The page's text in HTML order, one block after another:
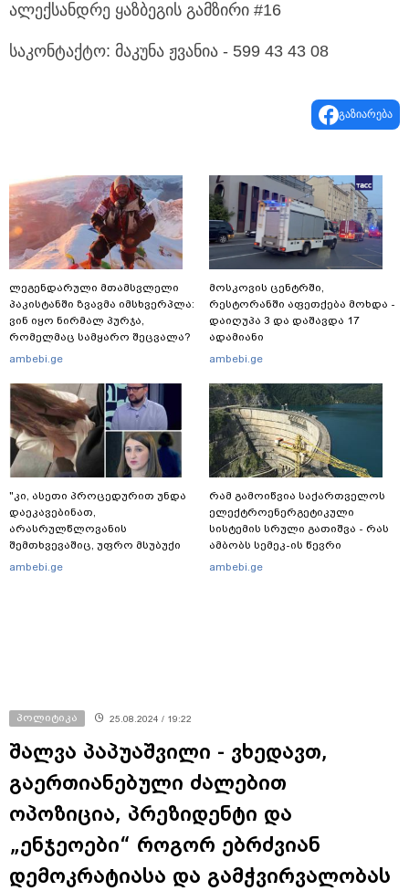
ალექსანდრე ყაზბეგის გამზირი #16
საკონტაქტო: მაკუნა ჟვანია - 599 43 43 08
გაზიარება
ლეგენდარული მთამსვლელი
პაკისტანში ზვავმა იმსხვერპლა:
ვინ იყო ნირმალ პურჯა,
რომელმაც სამყარო შეცვალა?
ambebi.ge
"კი, ასეთი პროცედურით უნდა
დაეკავებინათ,
არასრულწლოვანის
შემთხვევაშიც, უფრო მსუბუქი
ვარიანტი ძნელი
ambebi.ge
მოსკოვის ცენტრში,
რესტორანში აფეთქება მოხდა -
დაიღუპა 3 და დაშავდა 17
ადამიანი
ambebi.ge
რამ გამოიწვია საქართველოს
ელექტროენერგეტიკული
სისტემის სრული გათიშვა - რას
ამბობს სემეკ-ის წევრი
ambebi.ge
პოლიტიკა 25.08.2024 / 19:22
შალვა პაპუაშვილი - ვხედავთ,
გაერთიანებული ძალებით
ოპოზიცია, პრეზიდენტი და
„ენჯეოები“ როგორ ებრძვიან
დემოკრატიასა და გამჭვირვალობას